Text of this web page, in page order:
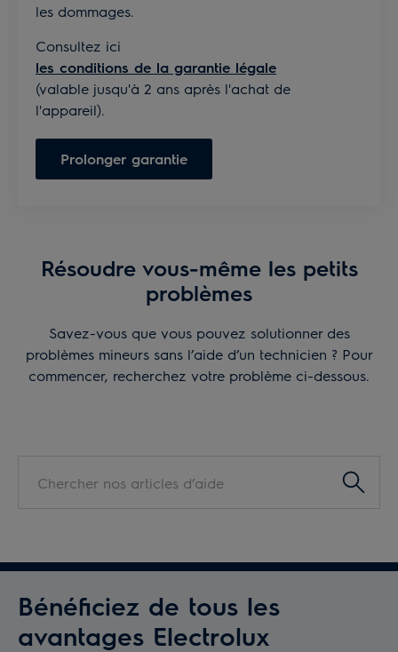
les dommages.
Consultez ici
les conditions de la garantie légale
(valable jusqu'à 2 ans après l'achat de
l'appareil).
Prolonger garantie
Résoudre vous-même les petits
problèmes
Savez-vous que vous pouvez solutionner des
problèmes mineurs sans l’aide d’un technicien ? Pour
commencer, recherchez votre problème ci-dessous.
Management
Bénéficiez de tous les
avantages Electrolux